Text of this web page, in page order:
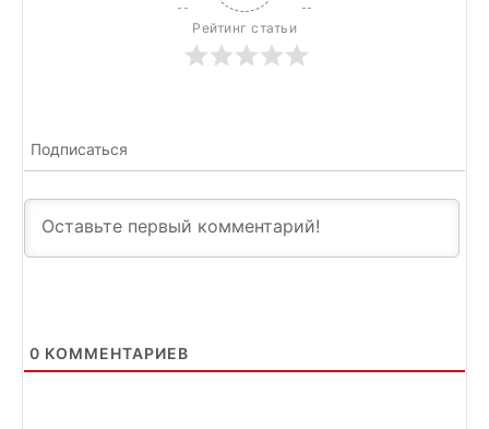
Рейтинг статьи
Подписаться
0 КОММЕНТАРИЕВ